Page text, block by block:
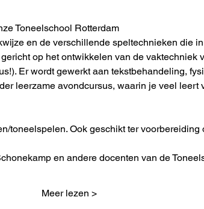
Toneelschool Rotterdam
en de verschillende speltechnieken die
op het ontwikkelen van de vaktechniek
Er wordt gewerkt aan tekstbehandeling,
leerzame avondcursus, waarin je veel leert
toneelspelen. Ook geschikt ter
en andere docenten van de
Meer lezen >